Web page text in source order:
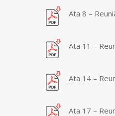
Ata 8 –
Ata 11 –
Ata 14 –
Ata 17 –